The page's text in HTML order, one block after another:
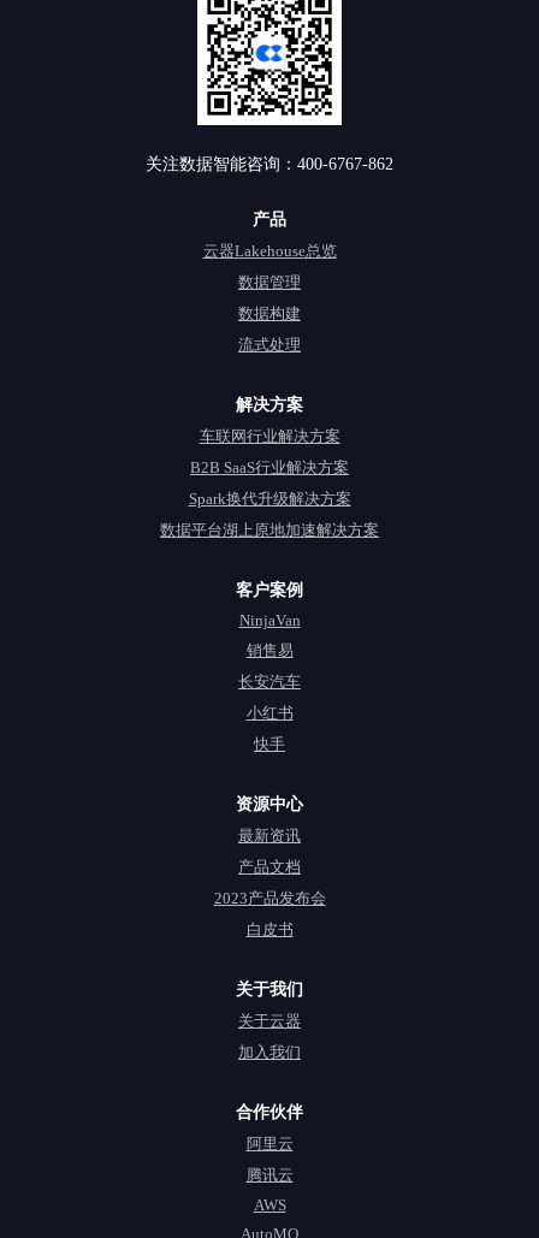
关注数据智能咨询：400-6767-862
产品
云器Lakehouse总览
数据管理
数据构建
流式处理
解决方案
车联网行业解决方案
B2B SaaS行业解决方案
Spark换代升级解决方案
数据平台湖上原地加速解决方案
客户案例
NinjaVan
销售易
长安汽车
小红书
快手
资源中心
最新资讯
产品文档
2023产品发布会
白皮书
关于我们
关于云器
加入我们
合作伙伴
阿里云
腾讯云
AWS
AutoMQ